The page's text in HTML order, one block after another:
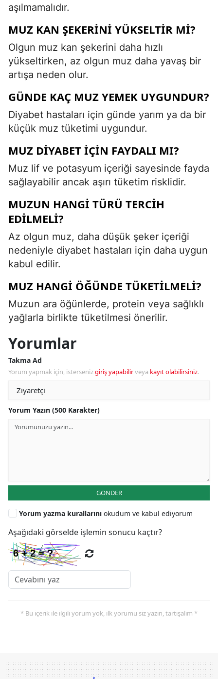
aşılmamalıdır.
MUZ KAN ŞEKERINI YÜKSELTIR MI?
Olgun muz kan şekerini daha hızlı
yükseltirken, az olgun muz daha yavaş bir
artışa neden olur.
GÜNDE KAÇ MUZ YEMEK UYGUNDUR?
Diyabet hastaları için günde yarım ya da bir
küçük muz tüketimi uygundur.
MUZ DIYABET IÇIN FAYDALI MI?
Muz lif ve potasyum içeriği sayesinde fayda
sağlayabilir ancak aşırı tüketim risklidir.
MUZUN HANGI TÜRÜ TERCIH
EDILMELI?
Az olgun muz, daha düşük şeker içeriği
nedeniyle diyabet hastaları için daha uygun
kabul edilir.
MUZ HANGI ÖĞÜNDE TÜKETILMELI?
Muzun ara öğünlerde, protein veya sağlıklı
yağlarla birlikte tüketilmesi önerilir.
Yorumlar
Takma Ad
Yorum yapmak için, istersenizgiriş yapabilirveya kayıt olabilirsiniz.
Yorum Yazın (500 Karakter)
GÖNDER
Yorum yazma kurallarını okudum ve kabul ediyorum
Aşağıdaki görselde işlemin sonucu kaçtır?
* Bu içerik ile ilgili yorum yok, ilk yorumu siz yazın, tartışalım *